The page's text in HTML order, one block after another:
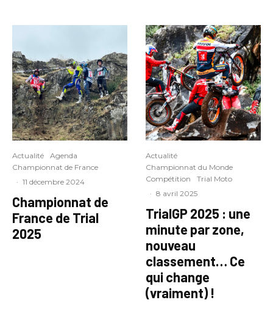
Actualité
Agenda
Championnat de France
· 11 décembre 2024
Championnat de
France de Trial
2025
Actualité
Championnat du Monde
Compétition
Trial Moto
· 8 avril 2025
TrialGP 2025 : une
minute par zone,
nouveau
classement… Ce
qui change
(vraiment) !